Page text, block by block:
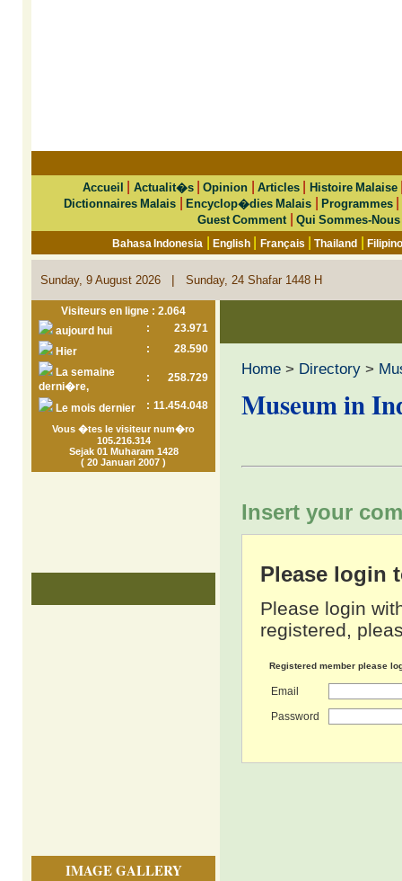
Accueil Actualit�s|Opinion Articles| Histoire Malaise
Dictionnaires Malais |Encyclop�dies Malais |Programmes
Guest Comment Qui Sommes-Nous
Bahasa Indonesia |English Français |Thailand |
Sunday, 9 August 2026 | Sunday, 24 Shafar 1448 H
Visiteurs en ligne : 2.064
aujourd hui
:
23.971
Hier
:
28.590
La semaine
derni�re,
: 258.729
Le mois dernier : 11.454.048
Vous �tes le visiteur num�ro
105.216.314
Sejak 01 Muharam 1428
( 20 Januari 2007 )
IMAGE GALLERY
Home > Directory >
Museum in
Insert your
Please login
Please login
registered,
Registered member please
Email
Password